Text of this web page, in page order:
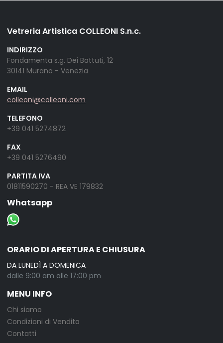
Vetreria Artistica COLLEONI S.n.c.
INDIRIZZO
Fondamenta s.g. Dei Battuti, 12
30141 Murano - Venezia
EMAIL
colleoni@colleoni.com
TELEFONO
+39 041 5274872
FAX
+39 041 5276490
PARTITA IVA
01811590270 - REA VE 179832
Whatsapp
ORARIO DI APERTURA E CHIUSURA
DA LUNEDÌ A DOMENICA
dalle 9:00 am alle 17:00 pm
MENU INFO
Chi siamo
Condizioni di Vendita
Contatti